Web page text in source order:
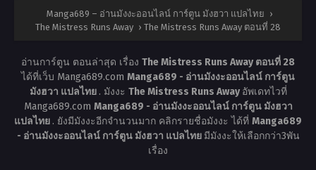
Manga689 – อ่านมังงะออนไลน์ การ์ตูน มังฮวา แปลไทย ›
The Mistress Runs Away › The Mistress Runs Away ตอนที่ 28
อ่านการ์ตูน ตอนล่าสุด เรื่อง The Mistress Runs Away ตอนที่ 28
ได้ที่เว็บ Manga689.com Manga689 - อ่านมังงะออนไลน์ การ์ตูน
มังฮวา แปลไทย . มังงะ The Mistress Runs Awayอัพเดทไวที่
Manga689.com Manga689 - อ่านมังงะออนไลน์ การ์ตูน มังฮวา
แปลไทย . ยังมีมังงะอีกจำนวนมาก คลิกรายชื่อมังงะ ได้ที่ Manga689
- อ่านมังงะออนไลน์ การ์ตูน มังฮวา แปลไทย มีมังงะให้เลือกกว่า3พัน
เรื่อง